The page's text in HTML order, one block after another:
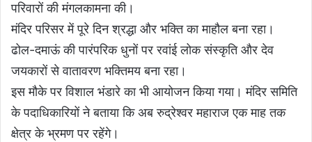
परिवारों की मंगलकामना की।
मंदिर परिसर में पूरे दिन श्रद्धा और भक्ति का माहौल बना रहा।
ढोल-दमाऊं की पारंपरिक धुनों पर रवांई लोक संस्कृति और देव
जयकारों से वातावरण भक्तिमय बना रहा।
इस मौके पर विशाल भंडारे का भी आयोजन किया गया। मंदिर समिति
के पदाधिकारियों ने बताया कि अब रुद्रेश्वर महाराज एक माह तक
क्षेत्र के भ्रमण पर रहेंगे।